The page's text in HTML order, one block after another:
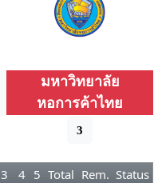
มหาวิทยาลัย
หอการค้าไทย
3
3 4 5 Total Rem. Status